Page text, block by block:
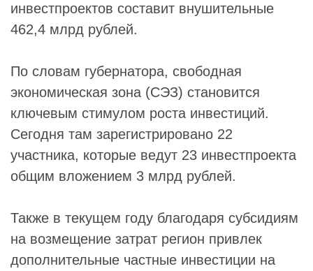
инвестпроектов составит внушительные
462,4 млрд рублей.
По словам губернатора, свободная
экономическая зона (СЭЗ) становится
ключевым стимулом роста инвестиций.
Сегодня там зарегистрировано 22
участника, которые ведут 23 инвестпроекта
общим вложением 3 млрд рублей.
Также в текущем году благодаря субсидиям
на возмещение затрат регион привлек
дополнительные частные инвестиции на